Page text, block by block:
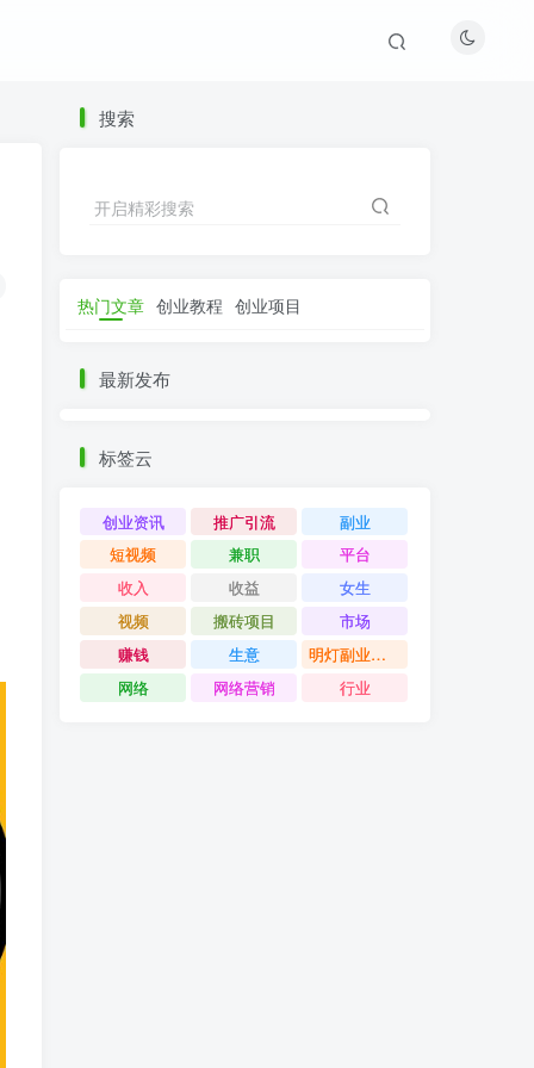
搜索
开启精彩搜索
热门文章 创业教程 创业项目
最新发布
标签云
创业资讯 推广引流
副业
短视频
兼职
平台
收入
收益
女生
视频
搬砖项目
市场
赚钱
生意
明灯副业千计
网络
网络营销 行业